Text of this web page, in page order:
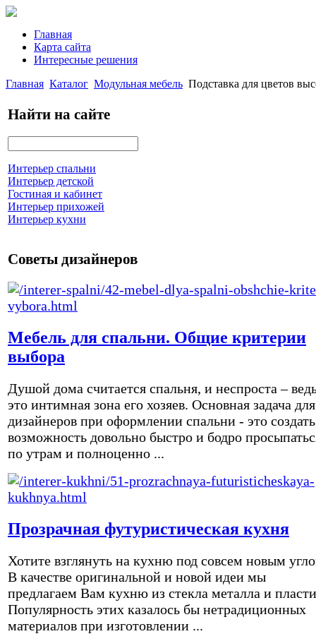
Главная
Карта сайта
Интересные решения
Главная Каталог Модульная мебель Подставка для цветов
Найти на сайте
Интерьер спальни
Интерьер детской
Гостиная и кабинет
Интерьер прихожей
Интерьер кухни
Советы дизайнеров
Мебель для спальни. Общие критерии
выбора
Душой дома считается спальня, и неспроста –
это интимная зона его хозяев. Основная задача для
дизайнеров при оформлении спальни - это создать
возможность довольно быстро и бодро
по утрам и полноценно ...
Прозрачная футуристическая кухня
Хотите взглянуть на кухню под совсем новым
В качестве оригинальной и новой идеи мы
предлагаем Вам кухню из стекла металла и
Популярность этих казалось бы нетрадиционных
материалов при изготовлении ...